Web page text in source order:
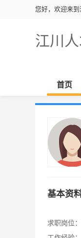
您好，欢迎来到
江川
首页
基本资
求职岗位：